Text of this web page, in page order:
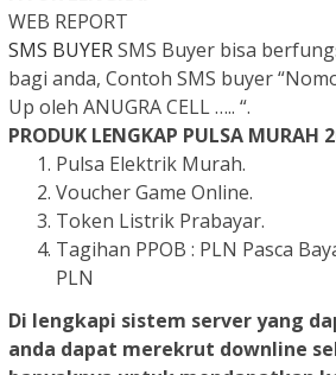
WEB REPORT
SMS BUYERSMS Buyer bisa
bagi anda, Contoh SMS buyer
Up oleh ANUGRA CELL ….. “.
PRODUK LENGKAP PULSA MURAH
Pulsa Elektrik Murah.
Voucher Game Online.
Token Listrik Prabayar.
Tagihan PPOB : PLN Pasca
PLN
Di lengkapi sistem server yang
anda dapat merekrut downline